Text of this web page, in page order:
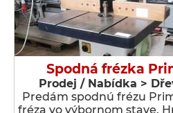
Spodná frézka
Prodej / Nabídka >
Predám spodnú frézu
fréza vo výbornom stave.